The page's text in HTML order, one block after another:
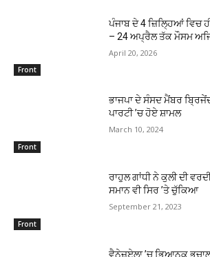
Front
ਪੰਜਾਬ ਦੇ 4 ਜ਼ਿਲ੍ਹਿਆਂ ਵਿਚ
– 24 ਅਪ੍ਰੈਲ ਤੱਕ ਮੌਸਮ
April 20, 2026
Front
ਭਾਜਪਾ ਦੇ ਸੰਸਦ ਮੈਂਬਰ
ਪਾਰਟੀ ’ਚ ਹੋਏ ਸ਼ਾਮਲ
March 10, 2024
Front
ਰਾਹੁਲ ਗਾਂਧੀ ਨੇ ਕੁਲੀ ਦੀ
ਸਮਾਨ ਵੀ ਸਿਰ ’ਤੇ ਚੁੱਕਿਆ
September 21, 2023
ਵੈਨੇਜ਼ੁਏਲਾ ’ਚ ਭਿਆਨਕ